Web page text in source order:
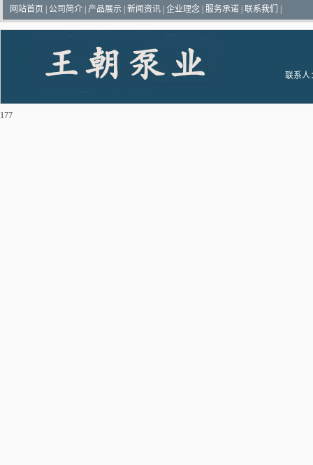
网站首页 公司简介 产品展示 新闻资讯 企业理念 服务承诺 联系我们
联系人
177